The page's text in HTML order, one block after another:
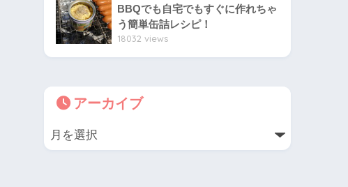
BBQでも自宅でもすぐに作れちゃ
う簡単缶詰レシピ！
18032 views
アーカイブ